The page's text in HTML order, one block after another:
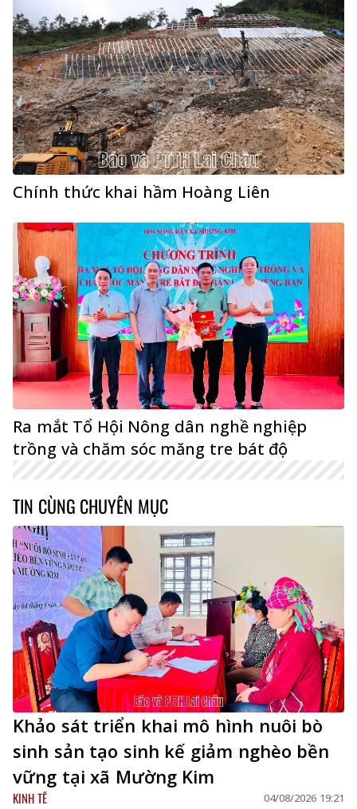
Chính thức khai hầm Hoàng Liên
Ra mắt Tổ Hội Nông dân nghề nghiệp
trồng và chăm sóc măng tre bát độ
TIN CÙNG CHUYÊN MỤC
Khảo sát triển khai mô hình nuôi bò
sinh sản tạo sinh kế giảm nghèo bền
vững tại xã Mường Kim
KINH TẾ 04/08/2026 19:21